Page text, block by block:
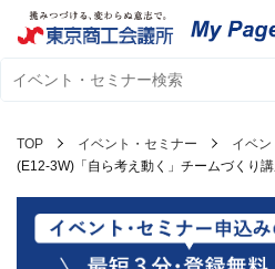
TOP イベント・セミナー
イベ
(E12-3W)「自ら考え動く」チームづくり